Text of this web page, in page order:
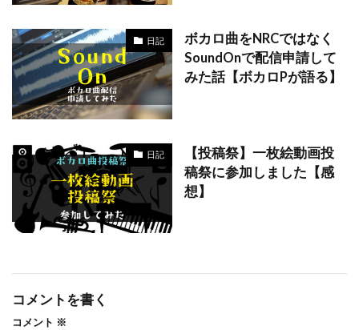
日記
ボカロ曲をNRCではなく
SoundOnで配信申請して
みた話【ボカロPが語る】
日記
【投稿祭】一枚絵動画投
稿祭に参加しました【感
想】
コメントを書く
コメント ※